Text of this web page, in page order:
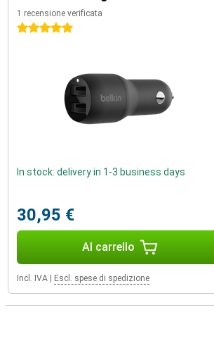
1 recensione verificata
5 stelle
In stock: delivery in 1-3 business days
30,95 €
Al carrello
Incl. IVA Escl. spese di spedizione